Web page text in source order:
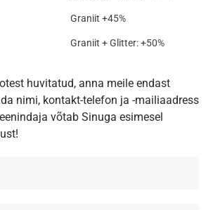
Graniit +45%
Graniit + Glitter: +50%
huvitatud, anna meile endast
nimi, kontakt-telefon ja -mailiaadress
võtab Sinuga esimesel